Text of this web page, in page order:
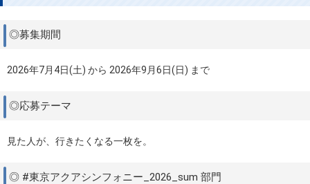
◎募集期間
2026年7月4日(土) から 2026年9月6日(日) まで
◎応募テーマ
見た人が、行きたくなる一枚を。
◎ #東京アクアシンフォニー_2026_sum 部門